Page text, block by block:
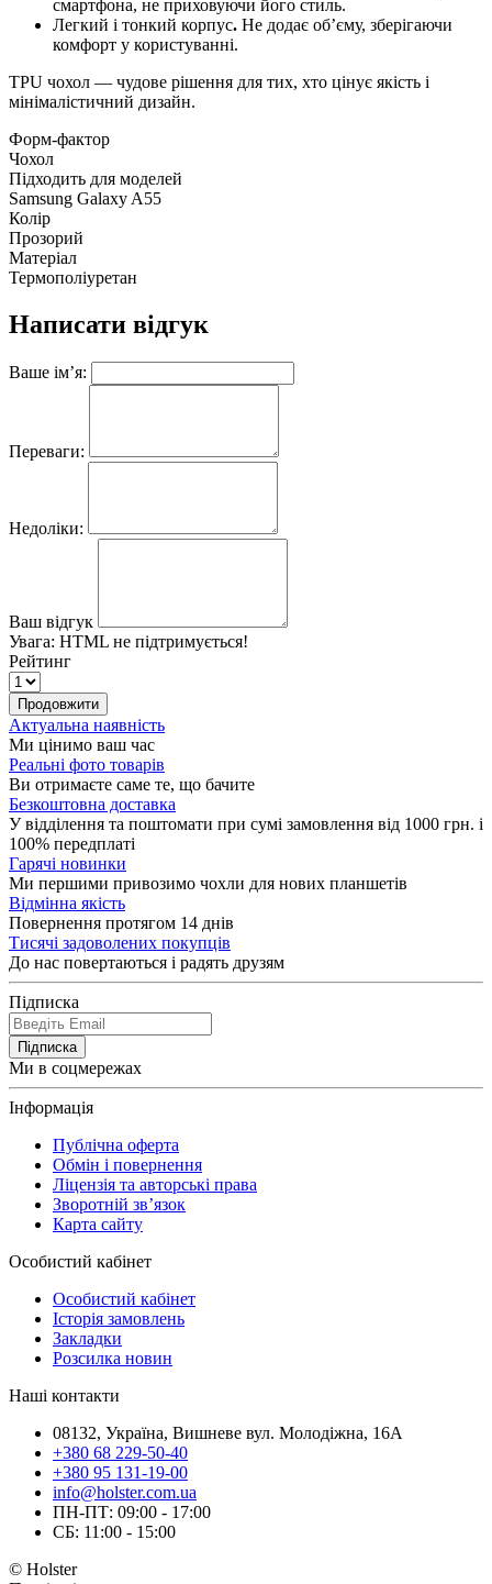
смартфона, не приховуючи його стиль.
Легкий і тонкий корпус. Не додає об’єму, зберігаючи
комфорт у користуванні.
TPU чохол — чудове рішення для тих, хто цінує якість і
мінімалістичний дизайн.
Форм-фактор
Чохол
Підходить для моделей
Samsung Galaxy A55
Колір
Прозорий
Матеріал
Термополіуретан
Написати відгук
Ваше ім’я:
Переваги:
Недоліки:
Ваш відгук
Увага: HTML не підтримується!
Рейтинг
Продовжити
Актуальна наявність
Ми цінимо ваш час
Реальні фото товарів
Ви отримаєте саме те, що бачите
Безкоштовна доставка
У відділення та поштомати при сумі замовлення від 1000 грн. і
100% передплаті
Гарячі новинки
Ми першими привозимо чохли для нових планшетів
Відмінна якість
Повернення протягом 14 днів
Тисячі задоволених покупців
До нас повертаються і радять друзям
Підписка
Підписка
Ми в соцмережах
Інформація
Публічна оферта
Обмін і повернення
Ліцензія та авторські права
Зворотній зв’язок
Карта сайту
Особистий кабінет
Особистий кабінет
Історія замовлень
Закладки
Розсилка новин
Наші контакти
08132, Україна, Вишневе вул. Молодіжна, 16А
+380 68 229-50-40
+380 95 131-19-00
info@holster.com.ua
ПН-ПТ: 09:00 - 17:00
СБ: 11:00 - 15:00
© Holster